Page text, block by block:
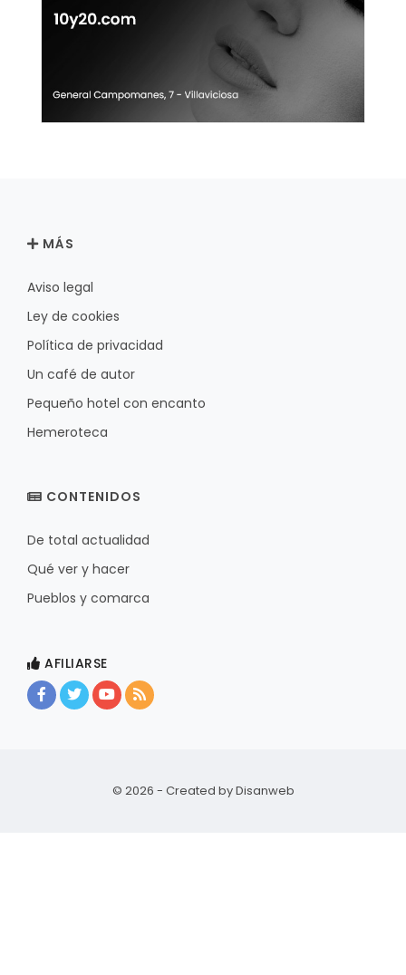
MÁS
Aviso legal
Ley de cookies
Política de privacidad
Un café de autor
Pequeño hotel con encanto
Hemeroteca
CONTENIDOS
De total actualidad
Qué ver y hacer
Pueblos y comarca
AFILIARSE
© 2026 - Created byDisanweb